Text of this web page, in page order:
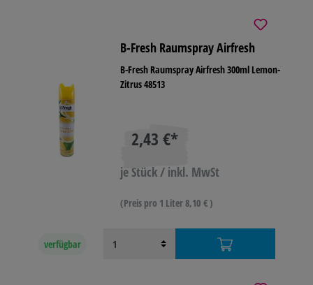
B-Fresh Raumspray Airfresh
B-Fresh Raumspray Airfresh 300ml Lemon-
Zitrus 48513
2,43 €*
je Stück / inkl. MwSt
(Preis pro 1 Liter 8,10 € )
verfügbar